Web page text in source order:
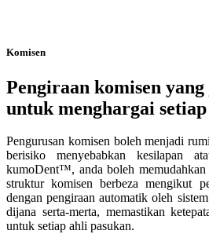
Komisen
Pengiraan komisen
untuk menghargai
Pengurusan komisen boleh menjadi
berisiko menyebabkan kesilapan
kumoDent™, anda boleh memudahkan
struktur komisen berbeza mengikut
dengan pengiraan automatik oleh
dijana serta-merta, memastikan
untuk setiap ahli pasukan.